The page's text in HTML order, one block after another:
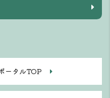
ータルTOP